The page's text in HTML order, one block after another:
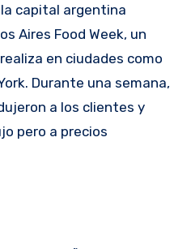
capital argentina
Aires Food Week, un
en ciudades como
Durante una semana,
a los clientes y
pero a precios